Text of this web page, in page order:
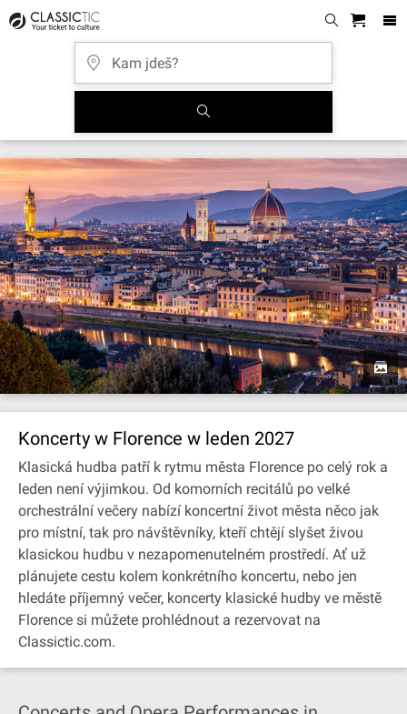
Koncerty w Florence w leden 2027
Klasická hudba patří k rytmu města Florence po celý rok a
leden není výjimkou. Od komorních recitálů po velké
orchestrální večery nabízí koncertní život města něco jak
pro místní, tak pro návštěvníky, kteří chtějí slyšet živou
klasickou hudbu v nezapomenutelném prostředí. Ať už
plánujete cestu kolem konkrétního koncertu, nebo jen
hledáte příjemný večer, koncerty klasické hudby ve městě
Florence si můžete prohlédnout a rezervovat na
Classictic.com.